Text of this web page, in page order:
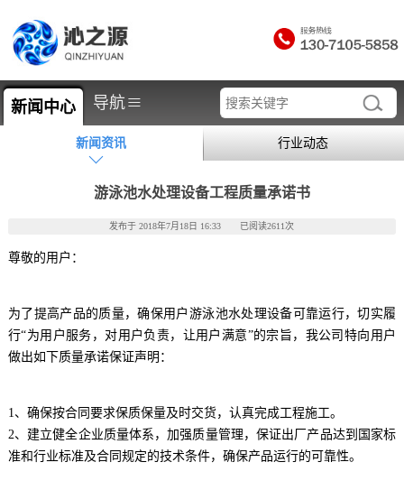
新闻中心 导航≡
新闻资讯 行业动态
游泳池水处理设备工程质量承诺书
发布于 2018年7月18日 16:33 已阅读2611次
尊敬的用户：
为了提高产品的质量，确保用户游泳池水处理设备可靠运行，切实履
行“为用户服务，对用户负责，让用户满意”的宗旨，我公司特向用户
做出如下质量承诺保证声明：
1、确保按合同要求保质保量及时交货，认真完成工程施工。
2、建立健全企业质量体系，加强质量管理，保证出厂产品达到国家标
准和行业标准及合同规定的技术条件，确保产品运行的可靠性。